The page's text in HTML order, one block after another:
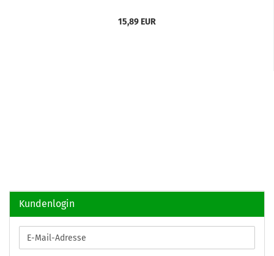
15,89 EUR
Kundenlogin
E-
Mail-